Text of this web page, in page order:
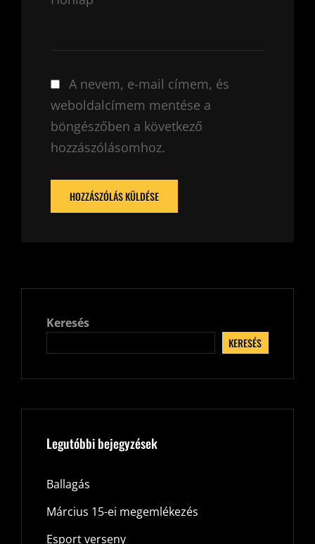
A nevem, e-mail címem, és
weboldalcímem mentése a
böngészőben a következő
hozzászólásomhoz.
Keresés
KERESÉS
Legutóbbi bejegyzések
Ballagás
Március 15-ei megemlékezés
Esport verseny